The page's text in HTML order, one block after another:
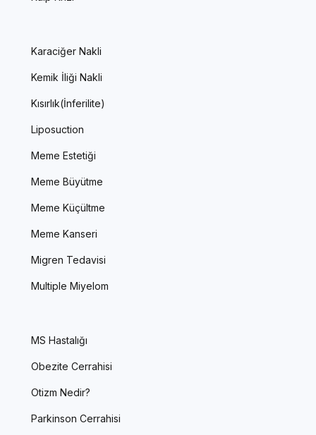
Karaciğer Nakli
Kemik İliği Nakli
Kısırlık(İnferilite)
Liposuction
Meme Estetiği
Meme Büyütme
Meme Küçültme
Meme Kanseri
Migren Tedavisi
Multiple Miyelom
MS Hastalığı
Obezite Cerrahisi
Otizm Nedir?
Parkinson Cerrahisi